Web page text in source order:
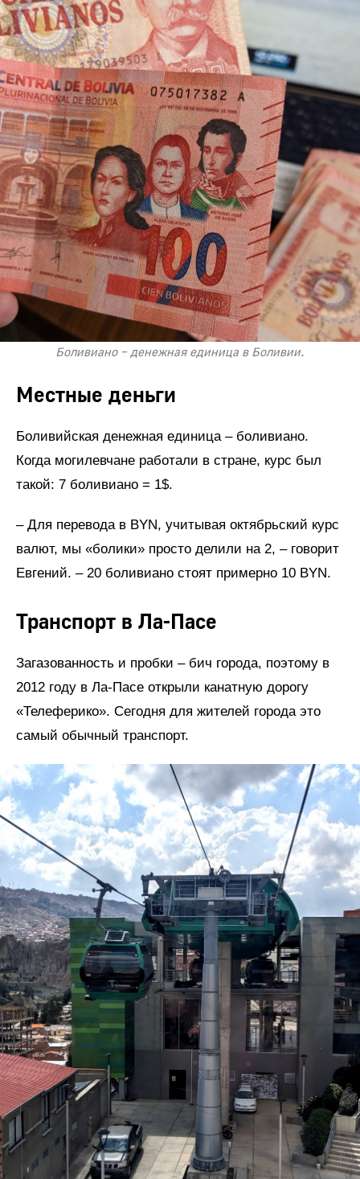
Боливиано – денежная единица в Боливии.
Местные деньги
Боливийская денежная единица – боливиано.
Когда могилевчане работали в стране, курс был
такой: 7 боливиано = 1$.
– Для перевода в BYN, учитывая октябрьский курс
валют, мы «болики» просто делили на 2, – говорит
Евгений. – 20 боливиано стоят примерно 10 BYN.
Транспорт в Ла-Пасе
Загазованность и пробки – бич города, поэтому в
2012 году в Ла-Пасе открыли канатную дорогу
«Телеферико». Сегодня для жителей города это
самый обычный транспорт.